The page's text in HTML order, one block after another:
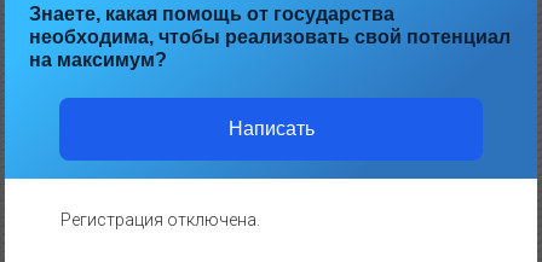
Знаете, какая помощь от государства
необходима, чтобы реализовать свой потенциал
на максимум?
Написать
Регистрация отключена.